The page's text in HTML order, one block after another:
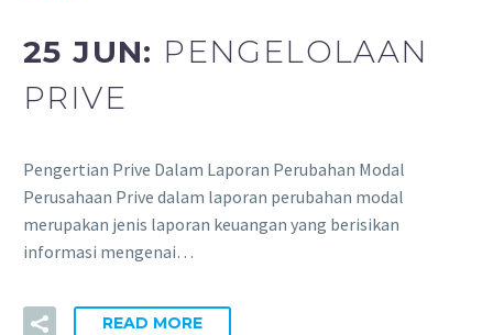
25 JUN: PENGELOLAAN
PRIVE
Pengertian Prive Dalam Laporan Perubahan Modal
Perusahaan Prive dalam laporan perubahan modal
merupakan jenis laporan keuangan yang berisikan
informasi mengenai…
READ MORE